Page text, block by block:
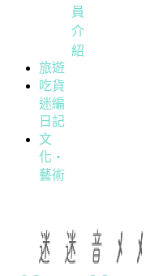
員
介
紹
旅遊
吃貨
迷編
日記
文
化・
藝術